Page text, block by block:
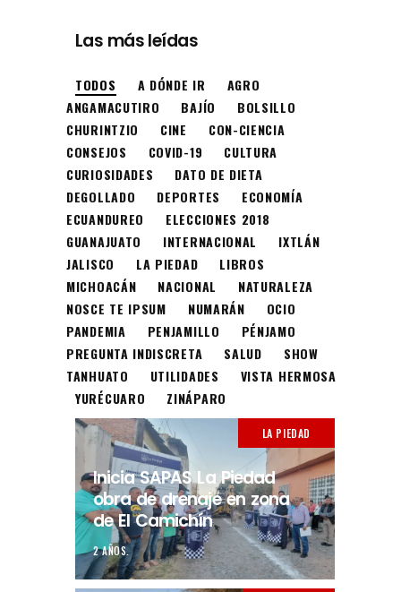
Las más leídas
TODOS A DÓNDE IR
AGRO
ANGAMACUTIRO
BAJÍO
BOLSILLO
CHURINTZIO
CINE
CON-CIENCIA
CONSEJOS
COVID-19
CULTURA
CURIOSIDADES
DATO DE DIETA
DEGOLLADO
DEPORTES
ECONOMÍA
ECUANDUREO
ELECCIONES 2018
GUANAJUATO
INTERNACIONAL
IXTLÁN
JALISCO
LA PIEDAD
LIBROS
MICHOACÁN
NACIONAL
NATURALEZA
NOSCE TE IPSUM
NUMARÁN
OCIO
PANDEMIA
PENJAMILLO
PÉNJAMO
PREGUNTA INDISCRETA
SALUD
SHOW
TANHUATO
UTILIDADES
VISTA HERMOSA
YURÉCUARO
ZINÁPARO
LA PIEDAD
Inicia SAPAS La Piedad
obra de drenaje en zona
de El Camichín
2 AÑOS.